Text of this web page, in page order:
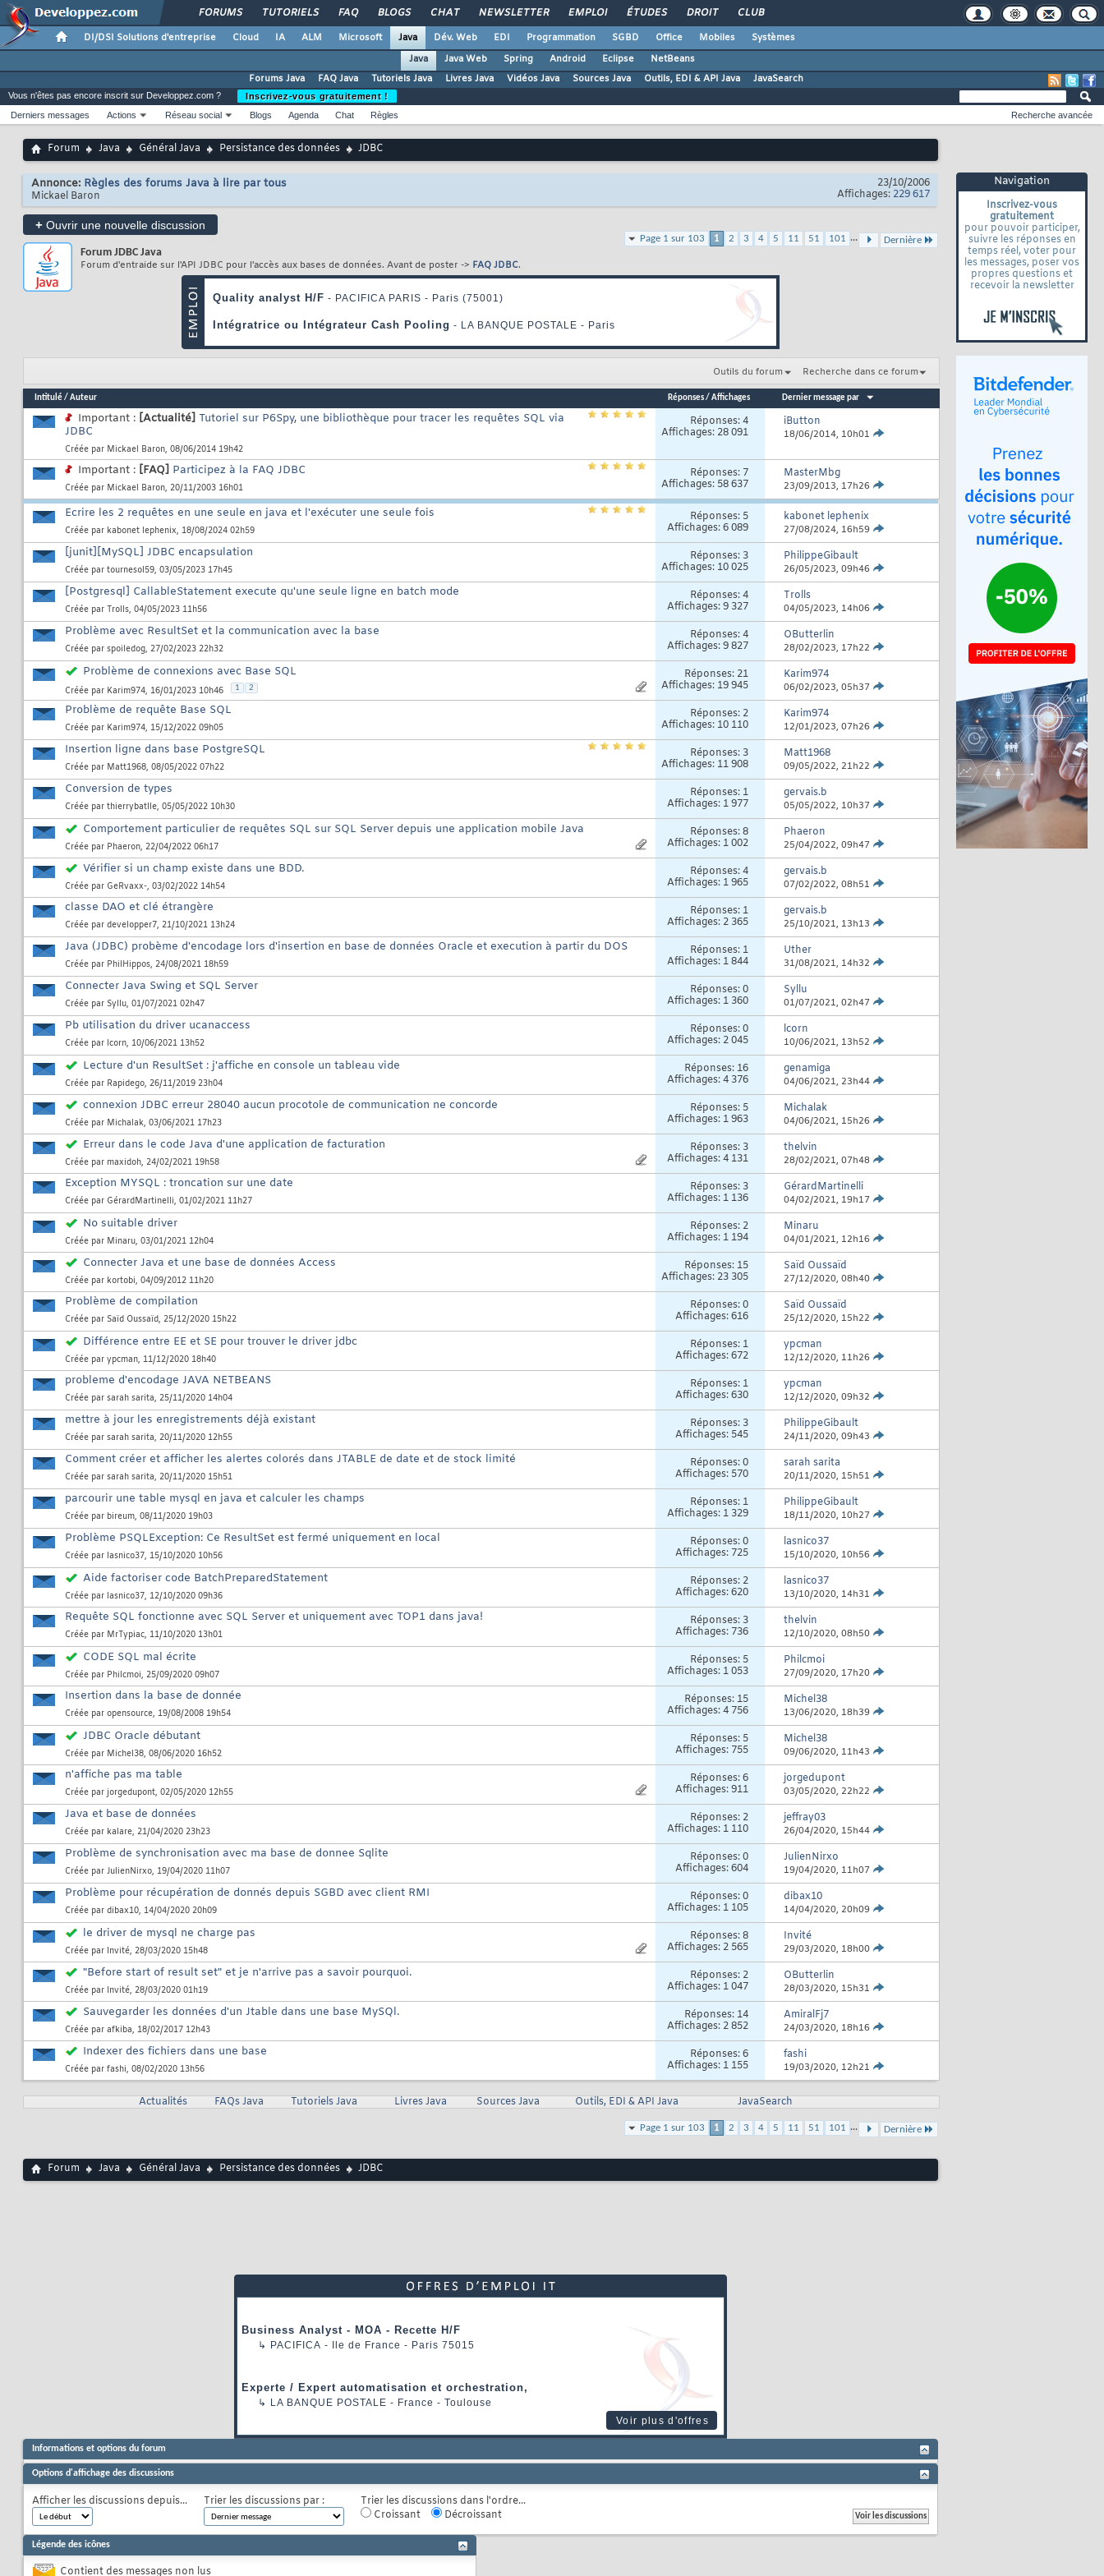
FORUMS TUTORIELS FAQ BLOGS CHAT NEWSLETTER EMPLOI ÉTUDES DROIT CLUB
DI/DSI Solutions d'entreprise Cloud IA ALM Microsoft Java Dév. Web EDI Programmation SGBD Office Mobiles
Systèmes
Java
Java Web Spring Android Eclipse
NetBeans
Forums Java
FAQ Java Tutoriels Java Livres Java Vidéos Java Sources Java Outils, EDI & API Java JavaSearch
Vous n'êtes pas encore inscrit sur Developpez.com ?
Inscrivez-vous gratuitement !
Derniers messages
Actions Réseau social Blogs Agenda Chat Règles Recherche avancée
Forum Java Général Java Persistance des données JDBC
Navigation
Inscrivez-vous
gratuitement
pour pouvoir participer,
suivre les réponses en
temps réel, voter pour
les messages, poser vos
propres questions et
recevoir la newsletter
Annonce: Règles des forums Java à lire par tous
Mickael Baron
23/10/2006
Affichages: 229 617
+ Ouvrir une nouvelle discussion
Page 1 sur 103 1 2 3 4 5 11 51 101 ... Dernière
Forum JDBC Java
Forum d'entraide sur l'API JDBC pour l'accès aux bases de données. Avant de poster -> FAQ JDBC.
Outils du forum Recherche dans ce forum
Intitulé/ Auteur Réponses/ Affichages Dernier message par
Important : [Actualité] Tutoriel sur P6Spy, une bibliothèque pour tracer les requêtes SQL via
JDBC
Créée par Mickael Baron, 08/06/2014 19h42
Réponses:4
Affichages: 28 091
iButton
18/06/2014, 10h01
Important : [FAQ] Participez à la FAQ JDBC
Créée par Mickael Baron, 20/11/2003 16h01
Réponses: 7
Affichages: 58 637
MasterMbg
23/09/2013, 17h26
Ecrire les 2 requêtes en une seule en java et l'exécuter une seule fois
Créée par kabonet lephenix, 18/08/2024 02h59
Réponses: 5
Affichages: 6 089
kabonet lephenix
27/08/2024, 16h59
[junit][MySQL] JDBC encapsulation
Créée par tournesol59, 03/05/2023 17h45
Réponses: 3
Affichages: 10 025
PhilippeGibault
26/05/2023, 09h46
[Postgresql] CallableStatement execute qu'une seule ligne en batch mode
Créée par Trolls, 04/05/2023 11h56
Réponses:4
Affichages: 9 327
Trolls
04/05/2023, 14h06
Problème avec ResultSet et la communication avec la base
Créée par spoiledog, 27/02/2023 22h32
Réponses:4
Affichages: 9 827
OButterlin
28/02/2023, 17h22
Problème de connexions avec Base SQL
Créée par Karim974, 16/01/2023 10h46 1 2
Réponses: 21
Affichages: 19 945
Karim974
06/02/2023, 05h37
Problème de requête Base SQL
Créée par Karim974, 15/12/2022 09h05
Réponses: 2
Affichages: 10 110
Karim974
12/01/2023, 07h26
Insertion ligne dans base PostgreSQL
Créée par Matt1968, 08/05/2022 07h22
Réponses: 3
Affichages: 11 908
Matt1968
09/05/2022, 21h22
Conversion de types
Créée par thierrybatlle, 05/05/2022 10h30
Réponses: 1
Affichages: 1 977
gervais.b
05/05/2022, 10h37
Comportement particulier de requêtes SQL sur SQL Server depuis une application mobile Java
Créée par Phaeron, 22/04/2022 06h17
Réponses:8
Affichages: 1 002
Phaeron
25/04/2022, 09h47
Vérifier si un champ existe dans une BDD.
Créée par GeRvaxx-, 03/02/2022 14h54
Réponses:4
Affichages: 1 965
gervais.b
07/02/2022, 08h51
classe DAO et clé étrangère
Créée par developper7, 21/10/2021 13h24
Réponses: 1
Affichages: 2 365
gervais.b
25/10/2021, 13h13
Java (JDBC) probème d'encodage lors d'insertion en base de données Oracle et execution à partir du DOS
Créée par PhilHippos, 24/08/2021 18h59
Réponses: 1
Affichages: 1 844
Uther
31/08/2021, 14h32
Connecter Java Swing et SQL Server
Créée par Syllu, 01/07/2021 02h47
Réponses:0
Affichages: 1 360
Syllu
01/07/2021, 02h47
Pb utilisation du driver ucanaccess
Créée par lcorn, 10/06/2021 13h52
Réponses:0
Affichages: 2 045
lcorn
10/06/2021, 13h52
Lecture d'un ResultSet : j'affiche en console un tableau vide
Créée par Rapidego, 26/11/2019 23h04
Réponses: 16
Affichages: 4 376
genamiga
04/06/2021, 23h44
connexion JDBC erreur 28040 aucun procotole de communication ne concorde
Créée par Michalak, 03/06/2021 17h23
Réponses: 5
Affichages: 1 963
Michalak
04/06/2021, 15h26
Erreur dans le code Java d'une application de facturation
Créée par maxidoh, 24/02/2021 19h58
Réponses: 3
Affichages: 4 131
thelvin
28/02/2021, 07h48
Exception MYSQL : troncation sur une date
Créée par GérardMartinelli, 01/02/2021 11h27
Réponses: 3
Affichages: 1 136
GérardMartinelli
04/02/2021, 19h17
No suitable driver
Créée par Minaru, 03/01/2021 12h04
Réponses: 2
Affichages: 1 194
Minaru
04/01/2021, 12h16
Connecter Java et une base de données Access
Créée par kortobi, 04/09/2012 11h20
Réponses: 15
Affichages: 23 305
Saïd Oussaïd
27/12/2020, 08h40
Problème de compilation
Créée par Saïd Oussaïd, 25/12/2020 15h22
Réponses:0
Affichages: 616
Saïd Oussaïd
25/12/2020, 15h22
Différence entre EE et SE pour trouver le driver jdbc
Créée par ypcman, 11/12/2020 18h40
Réponses: 1
Affichages: 672
ypcman
12/12/2020, 11h26
probleme d'encodage JAVA NETBEANS
Créée par sarah sarita, 25/11/2020 14h04
Réponses: 1
Affichages: 630
ypcman
12/12/2020, 09h32
mettre à jour les enregistrements déjà existant
Créée par sarah sarita, 20/11/2020 12h55
Réponses: 3
Affichages: 545
PhilippeGibault
24/11/2020, 09h43
Comment créer et afficher les alertes colorés dans JTABLE de date et de stock limité
Créée par sarah sarita, 20/11/2020 15h51
Réponses:0
Affichages: 570
sarah sarita
20/11/2020, 15h51
parcourir une table mysql en java et calculer les champs
Créée par bireum, 08/11/2020 19h03
Réponses: 1
Affichages: 1 329
PhilippeGibault
18/11/2020, 10h27
Problème PSQLException: Ce ResultSet est fermé uniquement en local
Créée par lasnico37, 15/10/2020 10h56
Réponses:0
Affichages: 725
lasnico37
15/10/2020, 10h56
Aide factoriser code BatchPreparedStatement
Créée par lasnico37, 12/10/2020 09h36
Réponses: 2
Affichages: 620
lasnico37
13/10/2020, 14h31
Requête SQL fonctionne avec SQL Server et uniquement avec TOP1 dans java!
Créée par MrTypiac, 11/10/2020 13h01
Réponses: 3
Affichages: 736
thelvin
12/10/2020, 08h50
CODE SQL mal écrite
Créée par Philcmoi, 25/09/2020 09h07
Réponses: 5
Affichages: 1 053
Philcmoi
27/09/2020, 17h20
Insertion dans la base de donnée
Créée par opensource, 19/08/2008 19h54
Réponses: 15
Affichages: 4 756
Michel38
13/06/2020, 18h39
JDBC Oracle débutant
Créée par Michel38, 08/06/2020 16h52
Réponses: 5
Affichages: 755
Michel38
09/06/2020, 11h43
n'affiche pas ma table
Créée par jorgedupont, 02/05/2020 12h55
Réponses:6
Affichages: 911
jorgedupont
03/05/2020, 22h22
Java et base de données
Créée par kalare, 21/04/2020 23h23
Réponses: 2
Affichages: 1 110
jeffray03
26/04/2020, 15h44
Problème de synchronisation avec ma base de donnee Sqlite
Créée par JulienNirxo, 19/04/2020 11h07
Réponses:0
Affichages: 604
JulienNirxo
19/04/2020, 11h07
Problème pour récupération de donnés depuis SGBD avec client RMI
Créée par dibax10, 14/04/2020 20h09
Réponses:0
Affichages: 1 105
dibax10
14/04/2020, 20h09
le driver de mysql ne charge pas
Créée par Invité, 28/03/2020 15h48
Réponses:8
Affichages: 2 565
Invité
29/03/2020, 18h00
"Before start of result set" et je n'arrive pas a savoir pourquoi.
Créée par Invité, 28/03/2020 01h19
Réponses: 2
Affichages: 1 047
OButterlin
28/03/2020, 15h31
Sauvegarder les données d'un Jtable dans une base MySQl.
Créée par afkiba, 18/02/2017 12h43
Réponses: 14
Affichages: 2 852
AmiralFj7
24/03/2020, 18h16
Indexer des fichiers dans une base
Créée par fashi, 08/02/2020 13h56
Réponses:6
Affichages: 1 155
fashi
19/03/2020, 12h21
Actualités FAQs Java Tutoriels Java Livres Java Sources Java Outils, EDI & API Java JavaSearch
Page 1 sur 103 1 2 3 4 5 11 51 101 ... Dernière
Forum Java Général Java Persistance des données JDBC
Business Analyst - MOA - Recette H/F
↳ PACIFICA - Ile de France - Paris 75015
Experte / Expert automatisation et orchestration,
↳ LA BANQUE POSTALE - France - Toulouse
Voir plus d'offres
Informations et options du forum
Options d'affichage des discussions
Afficher les discussions depuis... Trier les discussions par :
Trier les discussions dans l'ordre...
Croissant
Décroissant
Légende des icônes
Contient des messages non lus